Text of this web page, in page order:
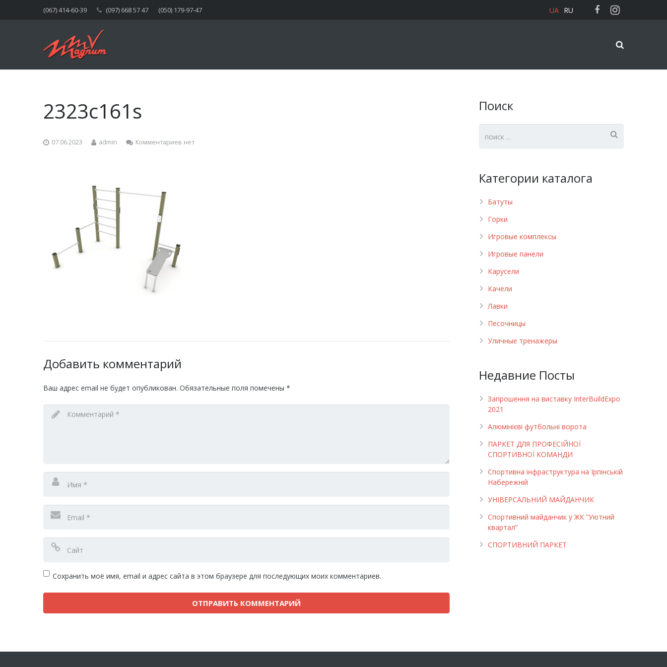
(067) 414-60-39 (097) 668 57 47 (050) 179-97-47 UA RU
2323c161s
07.06.2023 admin Комментариев нет
Добавить комментарий
Ваш адрес email не будет опубликован. Обязательные поля помечены *
Сохранить моё имя, email и адрес сайта в этом браузере для последующих моих комментариев.
Поиск
Категории каталога
Батуты
Горки
Игровые комплексы
Игровые панели
Карусели
Качели
Лавки
Песочницы
Уличные тренажеры
Недавние Посты
Запрошення на виставку InterBuildExpo
2021
Алюмінієві футбольні ворота
ПАРКЕТ ДЛЯ ПРОФЕСІЙНОЇ
СПОРТИВНОЇ КОМАНДИ
Спортивна інфраструктура на Ірпінській
Набережній
УНІВЕРСАЛЬНИЙ МАЙДАНЧИК
Cпортивний майданчик у ЖК “Уютний
квартал”
СПОРТИВНИЙ ПАРКЕТ